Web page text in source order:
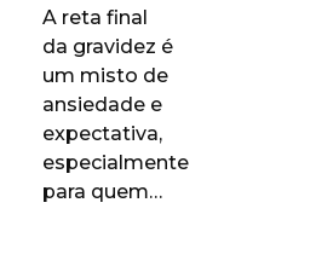
A reta final
da gravidez é
um misto de
ansiedade e
expectativa,
especialmente
para quem…